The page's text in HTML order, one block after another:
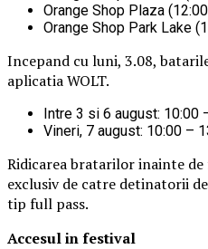
Orange Shop Plaza
Orange Shop Park Lake
Incepand cu luni, 3.08,
aplicatia WOLT.
Intre 3 si 6 august: 10:00
Vineri, 7 august: 10:00 –
Ridicarea bratarilor inainte de
exclusiv de catre detinatorii
tip full pass.
Accesul in festival